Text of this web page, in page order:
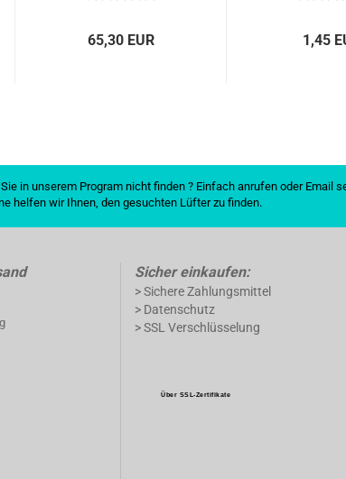
65,30 EUR 1,45
in unserem Program nicht finden ? Einfach anrufen oder Email
helfen wir Ihnen, den gesuchten Lüfter zu finden.
Sicher einkaufen:
> Sichere Zahlungsmittel
> Datenschutz
> SSL Verschlüsselung
Über SSL-Zertifikate